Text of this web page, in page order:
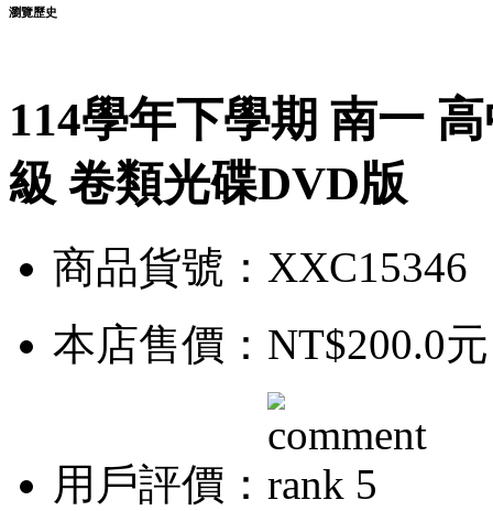
瀏覽歷史
114學年下學期 南一
級 卷類光碟DVD版
商品貨號：XXC15346
本店售價： NT$200.0元
用戶評價：